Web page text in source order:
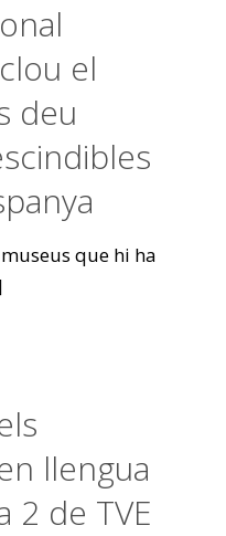
el
deu
que hi ha
llengua
2 de TVE